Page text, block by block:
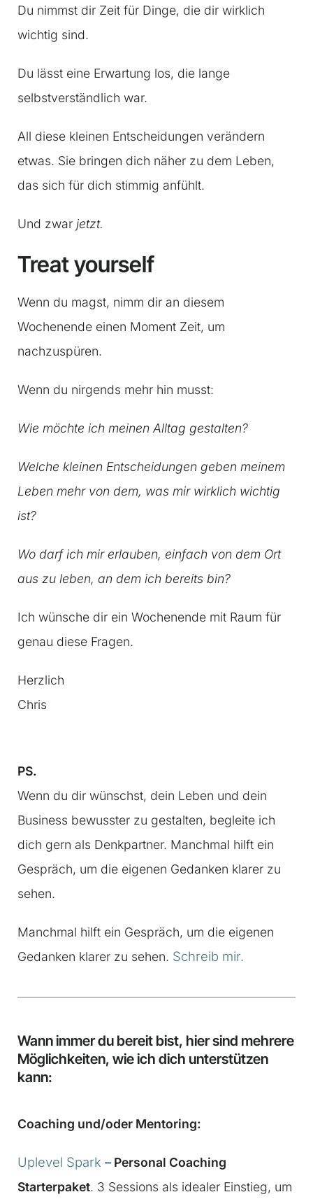
Du nimmst dir Zeit für Dinge, die dir wirklich
wichtig sind.
Du lässt eine Erwartung los, die lange
selbstverständlich war.
All diese kleinen Entscheidungen verändern
etwas. Sie bringen dich näher zu dem Leben,
das sich für dich stimmig anfühlt.
Und zwar jetzt.
Treat yourself
Wenn du magst, nimm dir an diesem
Wochenende einen Moment Zeit, um
nachzuspüren.
Wenn du nirgends mehr hin musst:
Wie möchte ich meinen Alltag gestalten?
Welche kleinen Entscheidungen geben meinem
Leben mehr von dem, was mir wirklich wichtig
ist?
Wo darf ich mir erlauben, einfach von dem Ort
aus zu leben, an dem ich bereits bin?
Ich wünsche dir ein Wochenende mit Raum für
genau diese Fragen.
Herzlich
Chris
PS.
Wenn du dir wünschst, dein Leben und dein
Business bewusster zu gestalten, begleite ich
dich gern als Denkpartner. Manchmal hilft ein
Gespräch, um die eigenen Gedanken klarer zu
sehen.
Manchmal hilft ein Gespräch, um die eigenen
Gedanken klarer zu sehen. Schreib mir.
Wann immer du bereit bist, hier sind mehrere
Möglichkeiten, wie ich dich unterstützen
kann:
Coaching und/oder Mentoring:
Uplevel Spark –Personal Coaching
Starterpaket. 3 Sessions als idealer Einstieg, um